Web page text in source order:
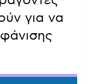
για να